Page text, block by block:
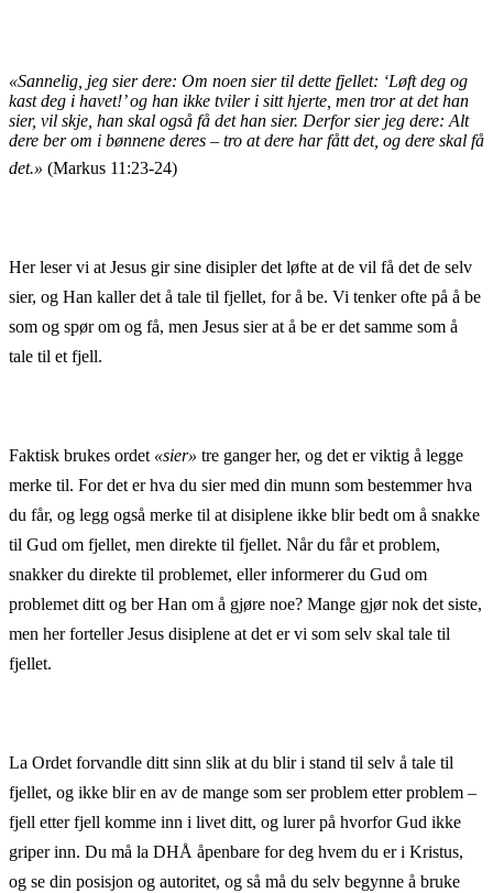
«Sannelig, jeg sier dere: Om noen sier til dette fjellet: ‘Løft deg og
kast deg i havet!’ og han ikke tviler i sitt hjerte, men tror at det han
sier, vil skje, han skal også få det han sier. Derfor sier jeg dere: Alt
dere ber om i bønnene deres – tro at dere har fått det, og dere skal få
det.» (Markus 11:23-24)
Her leser vi at Jesus gir sine disipler det løfte at de vil få det de selv
sier, og Han kaller det å tale til fjellet, for å be. Vi tenker ofte på å be
som og spør om og få, men Jesus sier at å be er det samme som å
tale til et fjell.
Faktisk brukes ordet «sier» tre ganger her, og det er viktig å legge
merke til. For det er hva du sier med din munn som bestemmer hva
du får, og legg også merke til at disiplene ikke blir bedt om å snakke
til Gud om fjellet, men direkte til fjellet. Når du får et problem,
snakker du direkte til problemet, eller informerer du Gud om
problemet ditt og ber Han om å gjøre noe? Mange gjør nok det siste,
men her forteller Jesus disiplene at det er vi som selv skal tale til
fjellet.
La Ordet forvandle ditt sinn slik at du blir i stand til selv å tale til
fjellet, og ikke blir en av de mange som ser problem etter problem –
fjell etter fjell komme inn i livet ditt, og lurer på hvorfor Gud ikke
griper inn. Du må la DHÅ åpenbare for deg hvem du er i Kristus,
og se din posisjon og autoritet, og så må du selv begynne å bruke